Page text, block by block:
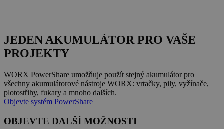
JEDEN AKUMULÁTOR PRO VAŠE
PROJEKTY
WORX PowerShare umožňuje použít stejný akumulátor pro
všechny akumulátorové nástroje WORX: vrtačky, pily, vyžínače,
plotostřihy, fukary a mnoho dalších.
Objevte systém PowerShare
OBJEVTE DALŠÍ MOŽNOSTI